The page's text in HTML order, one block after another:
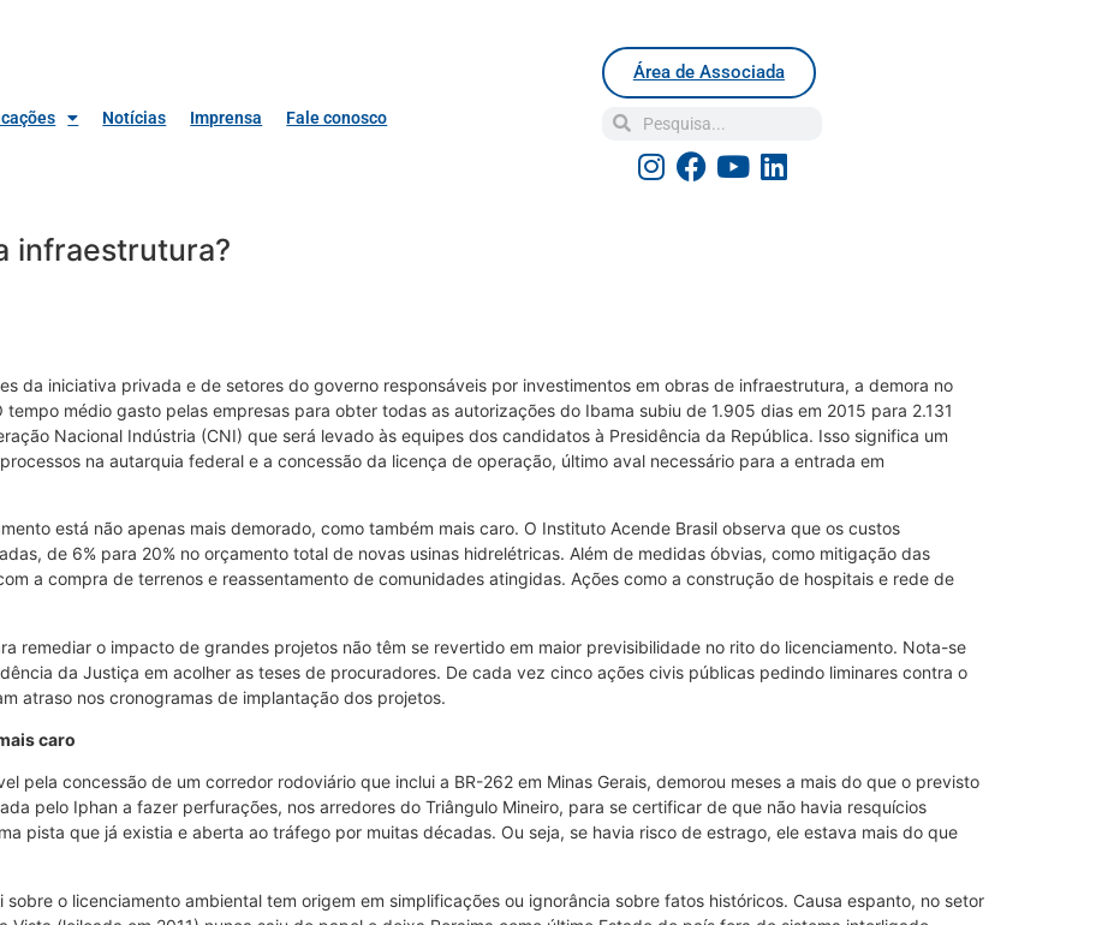
Notícias Imprensa Fale conosco
Área de Associada
infraestrutura?
da iniciativa privada e de setores do governo responsáveis por investimentos em obras de infraestrutura, a demora no
médio gasto pelas empresas para obter todas as autorizações do Ibama subiu de 1.905 dias em 2015 para 2.131
Nacional Indústria (CNI) que será levado às equipes dos candidatos à Presidência da República. Isso significa um
na autarquia federal e a concessão da licença de operação, último aval necessário para a entrada em
está não apenas mais demorado, como também mais caro. O Instituto Acende Brasil observa que os custos
de 6% para 20% no orçamento total de novas usinas hidrelétricas. Além de medidas óbvias, como mitigação das
a compra de terrenos e reassentamento de comunidades atingidas. Ações como a construção de hospitais e rede de
remediar o impacto de grandes projetos não têm se revertido em maior previsibilidade no rito do licenciamento. Nota-se
da Justiça em acolher as teses de procuradores. De cada vez cinco ações civis públicas pedindo liminares contra o
atraso nos cronogramas de implantação dos projetos.
caro
pela concessão de um corredor rodoviário que inclui a BR-262 em Minas Gerais, demorou meses a mais do que o previsto
pelo Iphan a fazer perfurações, nos arredores do Triângulo Mineiro, para se certificar de que não havia resquícios
pista que já existia e aberta ao tráfego por muitas décadas. Ou seja, se havia risco de estrago, ele estava mais do que
o licenciamento ambiental tem origem em simplificações ou ignorância sobre fatos históricos. Causa espanto, no setor